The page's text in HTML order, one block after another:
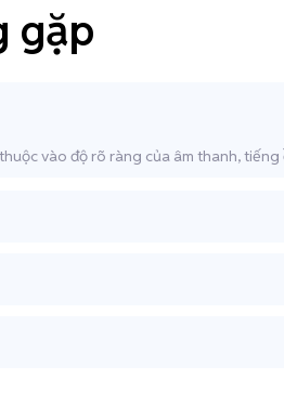
gặp
vào độ rõ ràng của âm thanh,